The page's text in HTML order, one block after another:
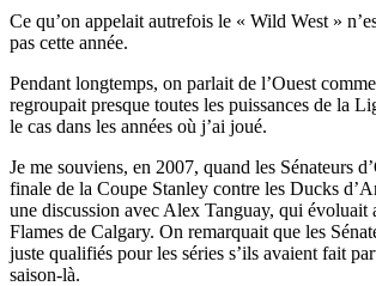
Ce qu’on appelait autrefois le « Wild West »
pas cette année.
Pendant longtemps, on parlait de l’Ouest
regroupait presque toutes les puissances de la
le cas dans les années où j’ai joué.
Je me souviens, en 2007, quand les Sénateurs
finale de la Coupe Stanley contre les Ducks
une discussion avec Alex Tanguay, qui évoluait
Flames de Calgary. On remarquait que les
juste qualifiés pour les séries s’ils avaient fait
saison-là.